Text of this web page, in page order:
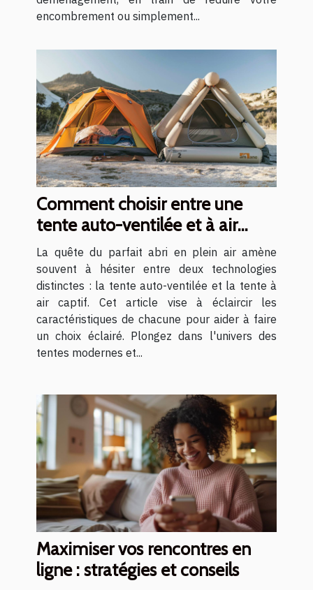
encombrement ou simplement...
Comment choisir entre une
tente auto-ventilée et à air
captif
La quête du parfait abri en plein air amène
souvent à hésiter entre deux technologies
distinctes : la tente auto-ventilée et la tente à
air captif. Cet article vise à éclaircir les
caractéristiques de chacune pour aider à faire
un choix éclairé. Plongez dans l'univers des
tentes modernes et...
Maximiser vos rencontres en
ligne : stratégies et conseils